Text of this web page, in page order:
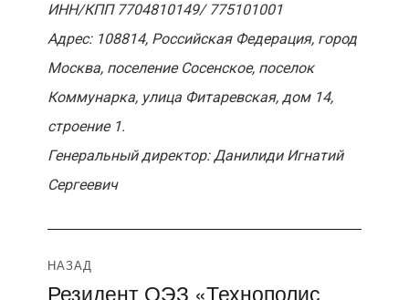
ИНН/КПП 7704810149/ 775101001
Адрес: 108814, Российская Федерация, город
Москва, поселение Сосенское, поселок
Коммунарка, улица Фитаревская, дом 14,
строение 1.
Генеральный директор: Данилиди Игнатий
Сергеевич
Навигация
НАЗАД
Предыдущая
Резидент ОЭЗ «Технополис